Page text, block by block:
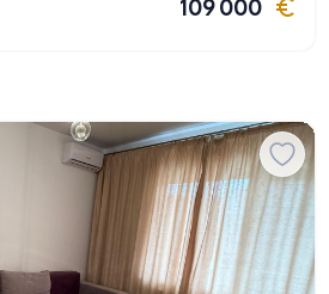
109 000